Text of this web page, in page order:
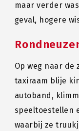
maar verder
geval, hogere
Op weg naar
taxiraam blije
autoband,
speeltoestellen
waarbij ze